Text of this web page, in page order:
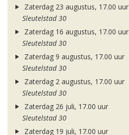
Zaterdag 23 augustus, 17.00 uur
Sleutelstad 30
Zaterdag 16 augustus, 17.00 uur
Sleutelstad 30
Zaterdag 9 augustus, 17.00 uur
Sleutelstad 30
Zaterdag 2 augustus, 17.00 uur
Sleutelstad 30
Zaterdag 26 juli, 17.00 uur
Sleutelstad 30
Zaterdag 19 juli, 17.00 uur